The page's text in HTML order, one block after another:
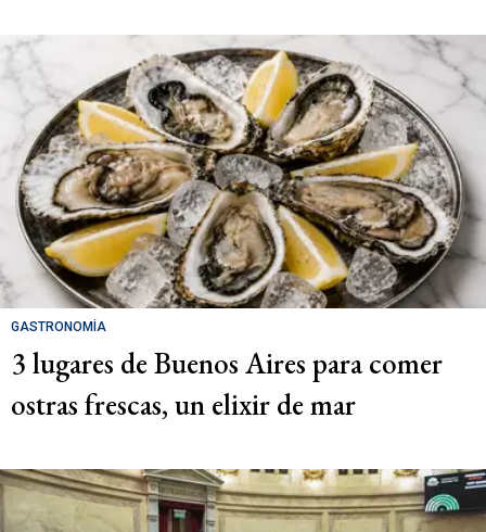
GASTRONOMÍA
3 lugares de Buenos Aires para comer
ostras frescas, un elixir de mar